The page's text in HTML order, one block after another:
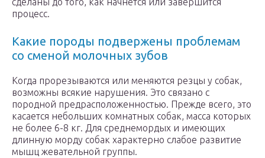
процесс.
Какие породы подвержены проблемам
со сменой молочных зубов
Когда прорезываются или меняются резцы у собак,
возможны всякие нарушения. Это связано с
породной предрасположенностью. Прежде всего, это
касается небольших комнатных собак, масса которых
не более 6-8 кг. Для среднемордых и имеющих
длинную морду собак характерно слабое развитие
мышц жевательной группы.